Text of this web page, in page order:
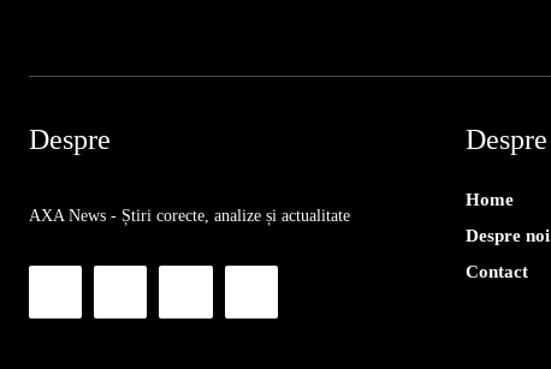
Despre
AXA News - Știri corecte, analize și actualitate
Despre
Home
Despre noi
Contact